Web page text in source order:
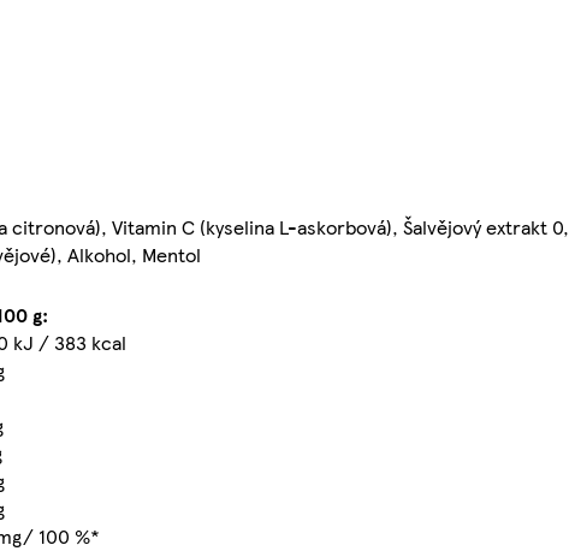
Vitamin C (kyselina L-askorbová), Šalvějový extrakt 0,
Alkohol, Mentol
g:
kJ / 383 kcal
100 %*